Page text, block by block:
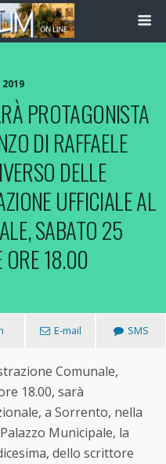
PROTAGONISTA
DI RAFFAELE
DELLE
UFFICIALE AL
SABATO 25
ORE 18.00
E-mail SMS
Comunale,
18.00, sarà
a Sorrento, nella
Municipale, la
dello scrittore